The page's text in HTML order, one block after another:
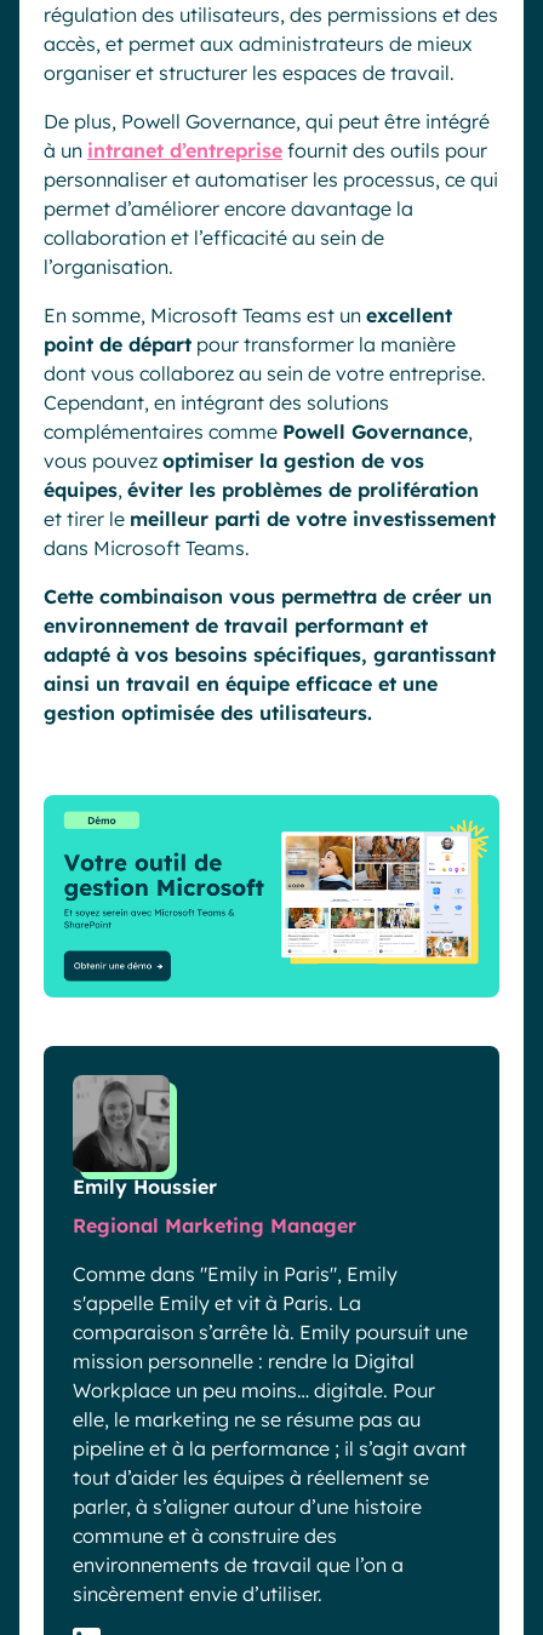
régulation des utilisateurs, des permissions et des
accès, et permet aux administrateurs de mieux
organiser et structurer les espaces de travail.
De plus, Powell Governance, qui peut être intégré
à un intranet d’entreprise fournit des outils pour
personnaliser et automatiser les processus, ce qui
permet d’améliorer encore davantage la
collaboration et l’efficacité au sein de
l’organisation.
En somme, Microsoft Teams est un excellent
point de départ pour transformer la manière
dont vous collaborez au sein de votre entreprise.
Cependant, en intégrant des solutions
complémentaires comme Powell Governance,
vous pouvez optimiser la gestion de vos
équipes, éviter les problèmes de prolifération
et tirer le meilleur parti de votre investissement
dans Microsoft Teams.
Cette combinaison vous permettra de créer un
environnement de travail performant et
adapté à vos besoins spécifiques, garantissant
ainsi un travail en équipe efficace et une
gestion optimisée des utilisateurs.
Emily Houssier
Regional Marketing Manager
Comme dans "Emily in Paris", Emily
s'appelle Emily et vit à Paris. La
comparaison s’arrête là. Emily poursuit une
mission personnelle : rendre la Digital
Workplace un peu moins… digitale. Pour
elle, le marketing ne se résume pas au
pipeline et à la performance ; il s’agit avant
tout d’aider les équipes à réellement se
parler, à s’aligner autour d’une histoire
commune et à construire des
environnements de travail que l’on a
sincèrement envie d’utiliser.